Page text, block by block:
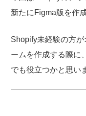
新たにFigma版を作
Shopify未経験の方
ームを作成する際に
でも役立つかと思い